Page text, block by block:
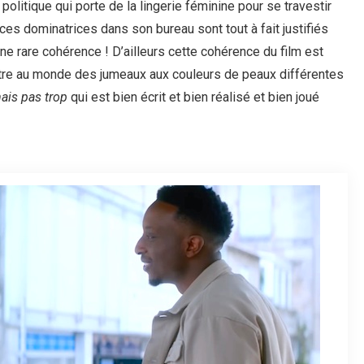
qui porte de la lingerie féminine pour se travestir
dominatrices dans son bureau sont tout à fait justifiés
rare cohérence ! D’ailleurs cette cohérence du film est
au monde des jumeaux aux couleurs de peaux différentes
pas trop qui est bien écrit et bien réalisé et bien joué